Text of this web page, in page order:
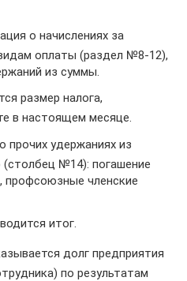
о начислениях за
оплаты (раздел №8-12),
из суммы.
размер налога,
в настоящем месяце.
прочих удержаниях из
(столбец №14): погашение
профсоюзные членские
итог.
долг предприятия
по результатам